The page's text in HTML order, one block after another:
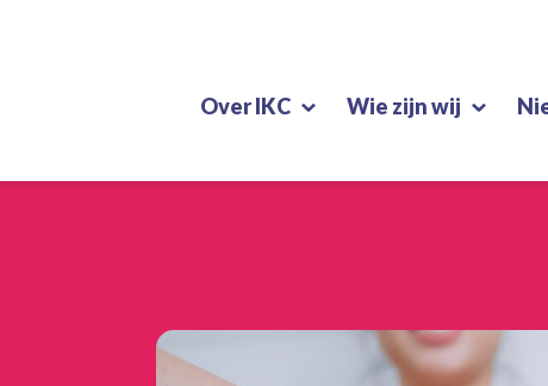
Over IKC Wie zijn wij